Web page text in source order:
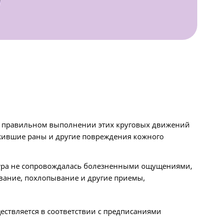
правильном выполнении этих круговых движений
раны и другие повреждения кожного
не сопровождалась болезненными ощущениями,
похлопывание и другие приемы,
в соответствии с предписаниями